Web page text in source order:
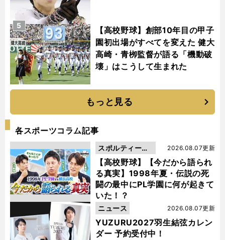
【高校野球】創部10年目の甲子
園初出場がすべてを変えた 健大
高崎・青栁監督が語る「機動破
壊」はこうして生まれた
5
もっと見る
各スポーツコラム記事
【高校野球】【今だから語られ
る真実】1998年夏・伝説の死
闘の最中にPL学園に何が起きて
いた！？
2026.08.07更新
スポルティーバ
動画
YUZURU2027羽生結弦カレン
ダー 予約受付中！
2026.08.07更新
ニュース